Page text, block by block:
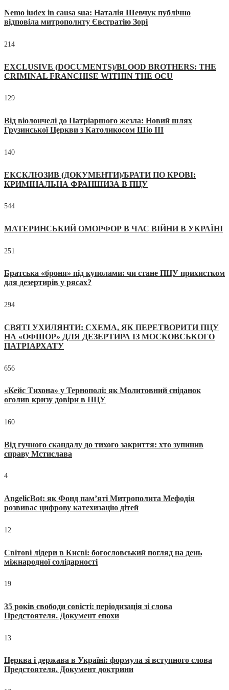
Nemo iudex in causa sua: Наталія Шевчук публічно
відповіла митрополиту Євстратію Зорі
214
EXCLUSIVE (DOCUMENTS)/BLOOD BROTHERS: THE
CRIMINAL FRANCHISE WITHIN THE OCU
129
Від віолончелі до Патріаршого жезла: Новий шлях
Грузинської Церкви з Католикосом Шіо III
140
ЕКСКЛЮЗИВ (ДОКУМЕНТИ)/БРАТИ ПО КРОВІ:
КРИМІНАЛЬНА ФРАНШИЗА В ПЦУ
544
МАТЕРИНСЬКИЙ ОМОРФОР В ЧАС ВІЙНИ В УКРАЇНІ
251
Братська «броня» під куполами: чи стане ПЦУ прихистком
для дезертирів у рясах?
294
СВЯТІ УХИЛЯНТИ: СХЕМА, ЯК ПЕРЕТВОРИТИ ПЦУ
НА «ОФШОР» ДЛЯ ДЕЗЕРТИРА ІЗ МОСКОВСЬКОГО
ПАТРІАРХАТУ
656
«Кейс Тихона» у Тернополі: як Молитовний сніданок
оголив кризу довіри в ПЦУ
160
Від гучного скандалу до тихого закриття: хто зупинив
справу Мстислава
4
AngelicBot: як Фонд пам’яті Митрополита Мефодія
розвиває цифрову катехизацію дітей
12
Світові лідери в Києві: богословський погляд на день
міжнародної солідарності
19
35 років свободи совісті: періодизація зі слова
Предстоятеля. Документ епохи
13
Церква і держава в Україні: формула зі вступного слова
Предстоятеля. Документ доктрини